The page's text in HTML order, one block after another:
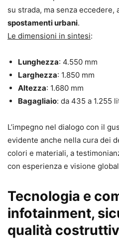
su strada, ma senza eccedere,
spostamenti urbani.
Le dimensioni in sintesi:
Lunghezza: 4.550 mm
Larghezza: 1.850 mm
Altezza: 1.680 mm
Bagagliaio: da 435 a 1.255
L’impegno nel dialogo con il
evidente anche nella cura dei
colori e materiali, a
con esperienza e visione
Tecnologia e
infotainment,
qualità